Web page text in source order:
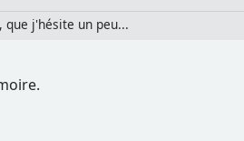
, que j'hésite un peu...